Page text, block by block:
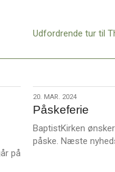
på
20.
mar.
2024
20. MAR. 2024
Påskeferie
BaptistKirken
påske. Næste